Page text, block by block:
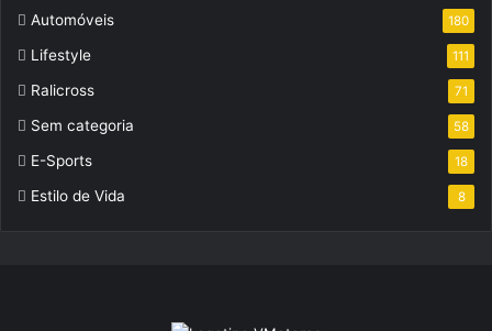
Automóveis 180
Lifestyle 111
Ralicross 71
Sem categoria 58
E-Sports 18
Estilo de Vida 8